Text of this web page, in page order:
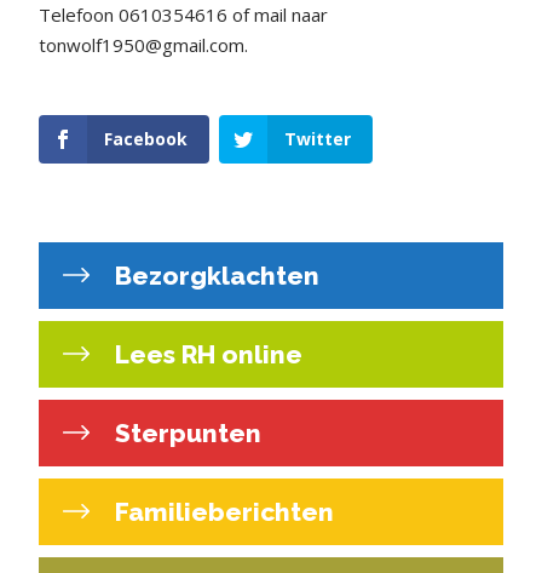
Telefoon 0610354616 of mail naar
tonwolf1950@gmail.com.
Facebook Twitter
Bezorgklachten
Lees RH online
Sterpunten
Familieberichten